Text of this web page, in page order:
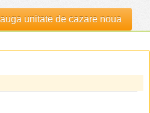
unitate de cazare noua